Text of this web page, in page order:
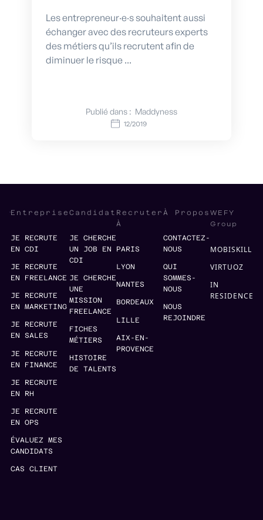
Les entrepreneur·e·s souhaitent aussi
échanger avec des recruteurs experts
des métiers qu’ils recrutent afin de
diminuer le risque ...
Publié dans : Maddyness
12/2019
Entreprise
JE RECRUTE
EN CDI
JE RECRUTE
EN FREELANCE
JE RECRUTE
EN MARKETING
JE RECRUTE
EN SALES
JE RECRUTE
EN FINANCE
JE RECRUTE
EN RH
JE RECRUTE
EN OPS
ÉVALUEZ MES
CANDIDATS
CAS CLIENT
Candidat
JE CHERCHE
UN JOB EN
CDI
JE CHERCHE
UNE
MISSION
FREELANCE
FICHES
MÉTIERS
HISTOIRE
DE TALENTS
Recruter
À
PARIS
LYON
NANTES
BORDEAUX
LILLE
AIX-EN-
PROVENCE
À Propos
CONTACTEZ-
NOUS
QUI
SOMMES-
NOUS
NOUS
REJOINDRE
WEFY
Group
MOBISKILL
VIRTUOZ
IN
RESIDENCE